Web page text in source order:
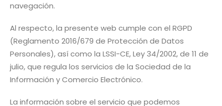
navegación.
Al respecto, la presente web cumple con el RGPD
(Reglamento 2016/679 de Protección de Datos
Personales), así como la LSSI-CE, Ley 34/2002, de 11 de
julio, que regula los servicios de la Sociedad de la
Información y Comercio Electrónico.
La información sobre el servicio que podemos